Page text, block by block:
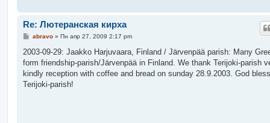
Re: Лютеранская кирха
С
о
щ
е
и
abravo» Пн апр 27, 2009 2:17 pm
2003-09-29: Jaakko Harjuvaara, Finland / Järvenpää parish: Many
form friendship-parish/Järvenpää in Finland. We thank Terijoki-parish
kindly reception with coffee and bread on sunday 28.9.2003. God bless
Terijoki-parish!